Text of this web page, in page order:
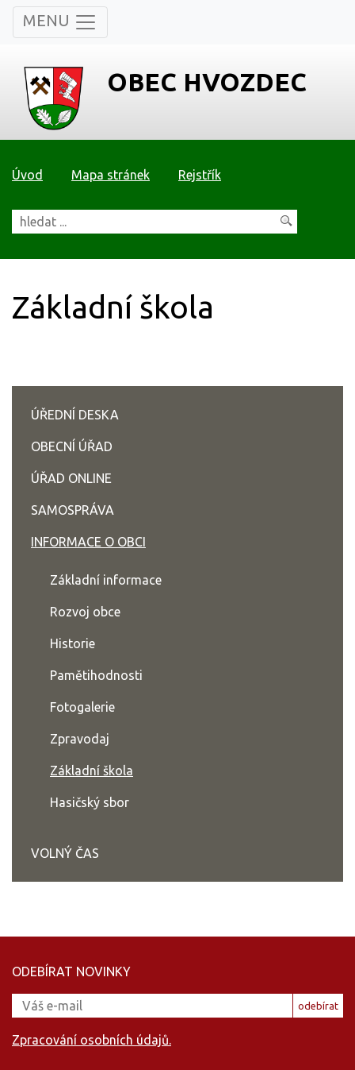
MENU
OBEC HVOZDEC
Úvod Mapa stránek Rejstřík
Základní škola
ÚŘEDNÍ DESKA
OBECNÍ ÚŘAD
ÚŘAD ONLINE
SAMOSPRÁVA
INFORMACE O OBCI
Základní informace
Rozvoj obce
Historie
Pamětihodnosti
Fotogalerie
Zpravodaj
Základní škola
Hasičský sbor
VOLNÝ ČAS
ODEBÍRAT NOVINKY
odebírat
Zpracování osobních údajů.